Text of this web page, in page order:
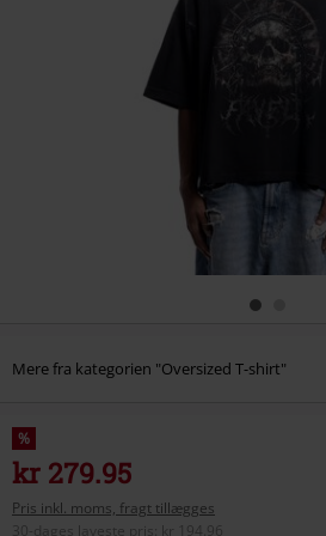
Mere fra kategorien "Oversized T-shirt"
%
kr 279.95
Pris inkl. moms, fragt tillægges
30-dages laveste pris
kr 194.96